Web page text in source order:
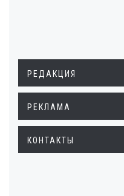
РЕДАКЦИЯ
РЕКЛАМА
КОНТАКТЫ